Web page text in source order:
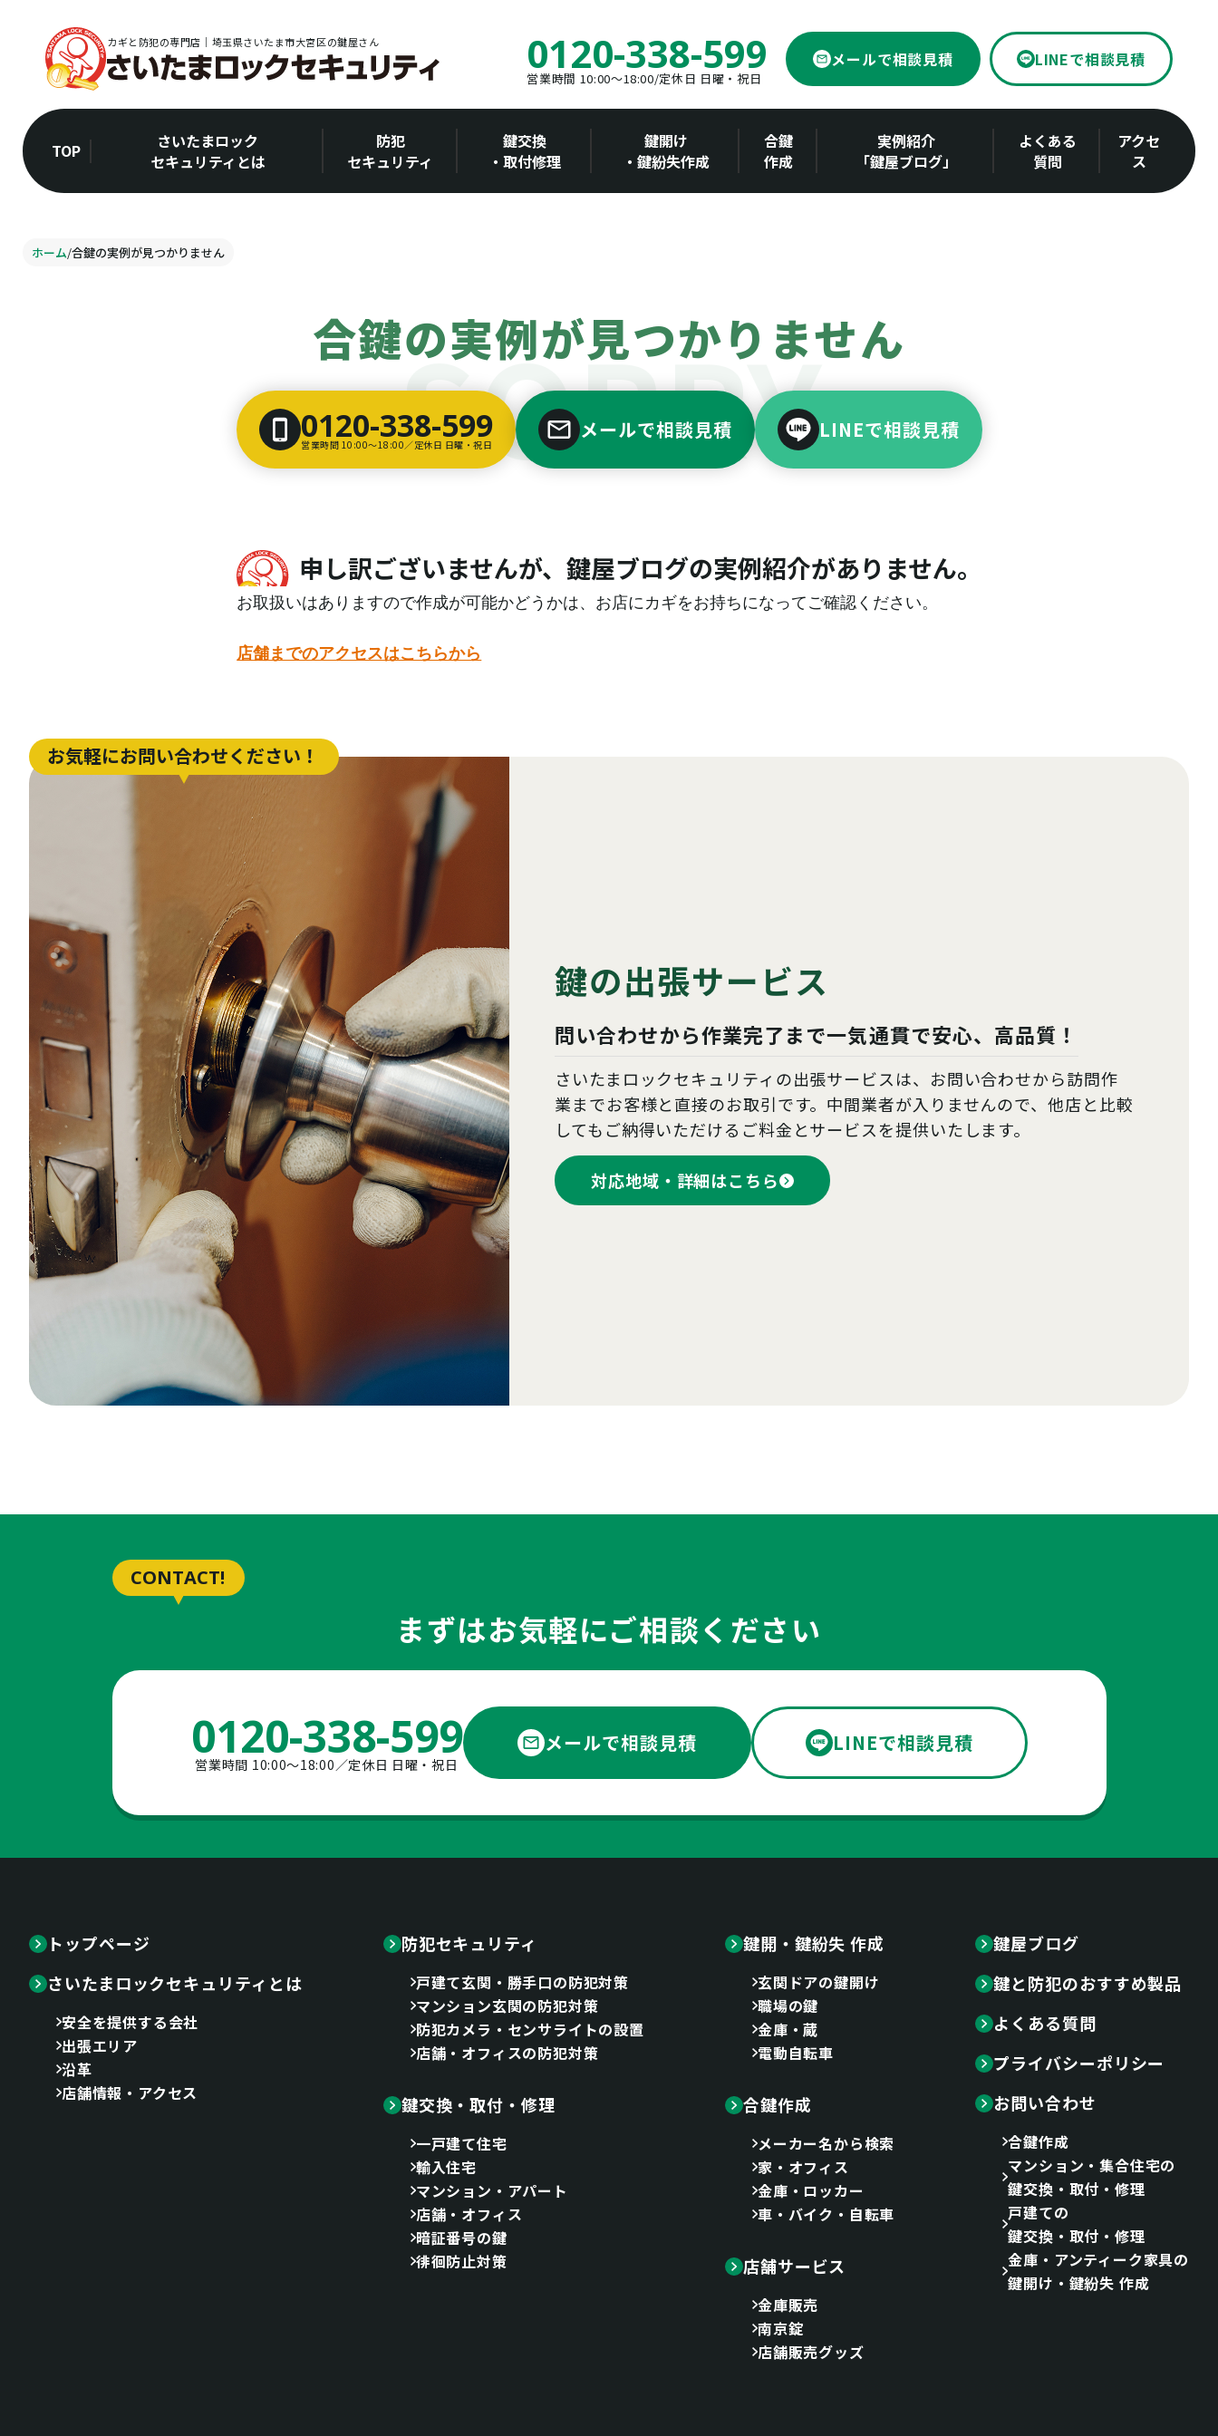
カギと防犯の専門店｜埼玉県さいたま市大宮区の鍵屋さん 0120-338-599
営業時間 10:00～18:00/定休日 日曜・祝日
メールで相談見積 LINEで相談見積
TOP
さいたまロック
セキュリティとは
防犯
セキュリティ
鍵交換
・取付修理
鍵開け
・鍵紛失作成
合鍵
作成
実例紹介
「鍵屋ブログ」
よくある
質問
アクセ
ス
ホーム/合鍵の実例が見つかりません
合鍵の実例が見つかりません
0120-338-599
営業時間 10:00〜18:00／定休日 日曜・祝日
メールで相談見積 LINEで相談見積
申し訳ございませんが、鍵屋ブログの実例紹介がありません。
お取扱いはありますので作成が可能かどうかは、お店にカギをお持ちになってご確認ください。
店舗までのアクセスはこちらから
お気軽にお問い合わせください！
鍵の出張サービス
問い合わせから作業完了まで一気通貫で安心、高品質！
さいたまロックセキュリティの出張サービスは、お問い合わせから訪問作
業までお客様と直接のお取引です。中間業者が入りませんので、他店と比較
してもご納得いただけるご料金とサービスを提供いたします。
対応地域・詳細はこちら
CONTACT!
まずはお気軽にご相談ください
0120-338-599
営業時間 10:00〜18:00／定休日 日曜・祝日
メールで相談見積 LINEで相談見積
トップページ
さいたまロックセキュリティとは
安全を提供する会社
出張エリア
沿革
店舗情報・アクセス
防犯セキュリティ
戸建て玄関・勝手口の防犯対策
マンション玄関の防犯対策
防犯カメラ・センサライトの設置
店舗・オフィスの防犯対策
鍵交換・取付・修理
一戸建て住宅
輸入住宅
マンション・アパート
店舗・オフィス
暗証番号の鍵
徘徊防止対策
鍵開・鍵紛失 作成
玄関ドアの鍵開け
職場の鍵
金庫・蔵
電動自転車
合鍵作成
メーカー名から検索
家・オフィス
金庫・ロッカー
車・バイク・自転車
店舗サービス
金庫販売
南京錠
店舗販売グッズ
鍵屋ブログ
鍵と防犯のおすすめ製品
よくある質問
プライバシーポリシー
お問い合わせ
合鍵作成
マンション・集合住宅の
鍵交換・取付・修理
戸建ての
鍵交換・取付・修理
金庫・アンティーク家具の
鍵開け・鍵紛失 作成